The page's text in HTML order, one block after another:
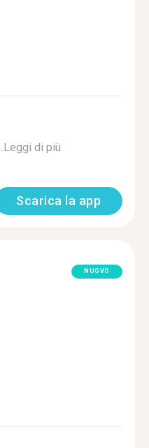
Leggi di più
Scarica la app
NUOVO